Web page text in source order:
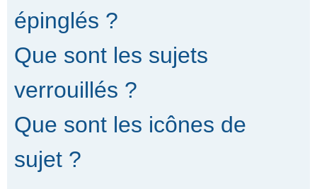
épinglés ?
Que sont les sujets
verrouillés ?
Que sont les icônes de
sujet ?